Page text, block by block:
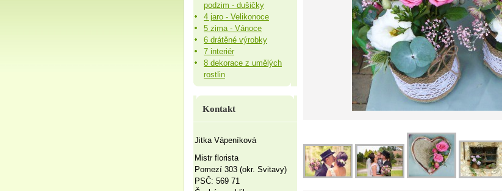
podzim - dušičky
4 jaro - Velikonoce
5 zima - Vánoce
6 drátěné výrobky
7 interiér
8 dekorace z umělých
rostlin
Kontakt
Jitka Vápeníková
Mistr florista
Pomezí 303 (okr. Svitavy)
PSČ: 569 71